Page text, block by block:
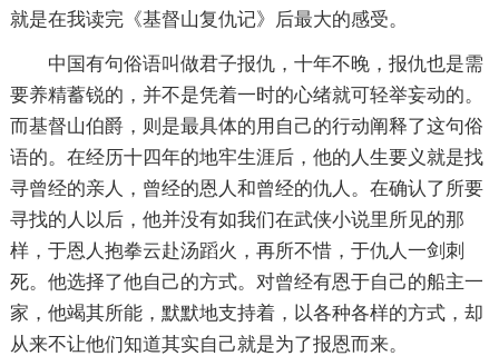
就是在我读完《基督山复仇记》后最大的感受。
中国有句俗语叫做君子报仇，十年不晚，报仇也是需
要养精蓄锐的，并不是凭着一时的心绪就可轻举妄动的。
而基督山伯爵，则是最具体的用自己的行动阐释了这句俗
语的。在经历十四年的地牢生涯后，他的人生要义就是找
寻曾经的亲人，曾经的恩人和曾经的仇人。在确认了所要
寻找的人以后，他并没有如我们在武侠小说里所见的那
样，于恩人抱拳云赴汤蹈火，再所不惜，于仇人一剑刺
死。他选择了他自己的方式。对曾经有恩于自己的船主一
家，他竭其所能，默默地支持着，以各种各样的方式，却
从来不让他们知道其实自己就是为了报恩而来。